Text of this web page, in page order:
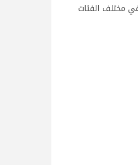
مختلف الفئات